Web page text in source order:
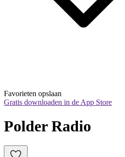
Favorieten opslaan
Gratis downloaden in de App Store
Polder Radio